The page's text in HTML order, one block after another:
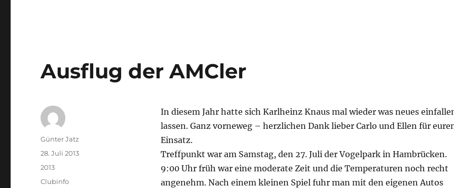
Ausflug der AMCler
In diesem Jahr hatte sich Karlheinz Knaus mal wieder was neues
lassen. Ganz vorneweg – herzlichen Dank lieber Carlo und Ellen für
Einsatz.
Treffpunkt war am Samstag, den 27. Juli der Vogelpark in Hambrücken.
9:00 Uhr früh war eine moderate Zeit und die Temperaturen noch recht
angenehm. Nach einem kleinen Spiel fuhr man mit den eigenen Autos
Autor
Günter Jatz
Veröffentlicht
28. Juli 2013
Kategorien
2013
Schlagwörter
Clubinfo